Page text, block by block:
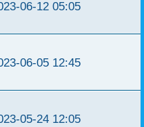
06-12 05:05
06-05 12:45
05-24 12:05